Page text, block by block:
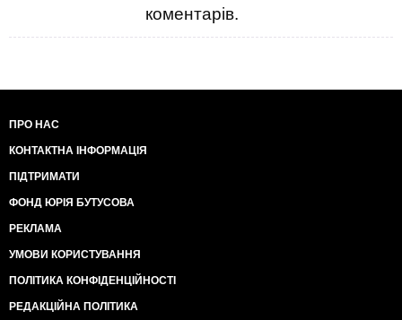
коментарів.
ПРО НАС
КОНТАКТНА ІНФОРМАЦІЯ
ПІДТРИМАТИ
ФОНД ЮРІЯ БУТУСОВА
РЕКЛАМА
УМОВИ КОРИСТУВАННЯ
ПОЛІТИКА КОНФІДЕНЦІЙНОСТІ
РЕДАКЦІЙНА ПОЛІТИКА